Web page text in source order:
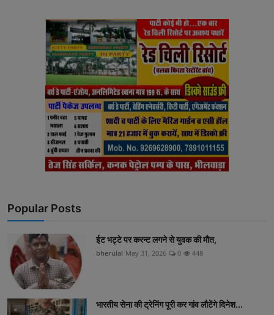
Popular Posts
ईट भट्टे पर करन्ट लगने से युवक की मौत,
bherulal May 31, 2026 0 448
भारतीय सेना की ट्रेनिंग पूरी कर गांव लौटेंगे दिनेश...